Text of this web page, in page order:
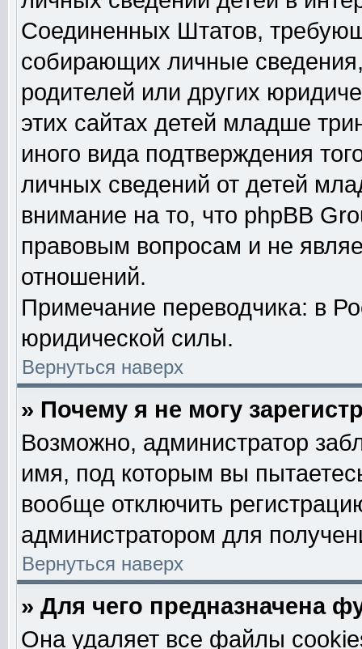
Соединенных Штатов,
собирающих личные
родителей или других
этих сайтах детей младше
иного вида подтверждения
личных сведений от детей
внимание на то, что phpBB
правовым вопросам и не
отношений.
Примечание переводчика: в
юридической силы.
Вернуться наверх
» Почему я не могу
Возможно, администратор
имя, под которым вы
вообще отключить
администратором для
Вернуться наверх
» Для чего предназначена
Она удаляет все файлы